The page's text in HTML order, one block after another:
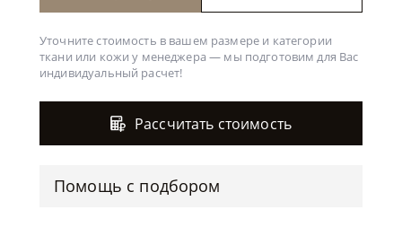
Уточните стоимость в вашем размере и категории
ткани или кожи у менеджера — мы подготовим для Вас
индивидуальный расчет!
Рассчитать стоимость
Помощь с подбором